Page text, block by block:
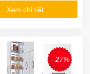
Xem chi tiết
- 27%